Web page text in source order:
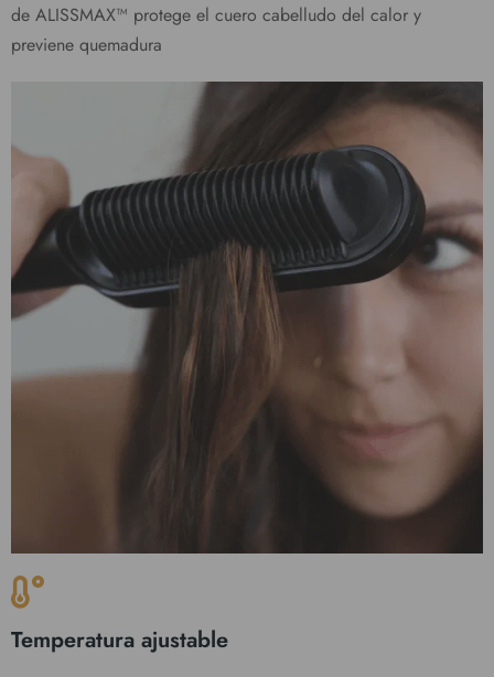
de ALISSMAX™ protege el cuero cabelludo del calor y
previene quemadura
Temperatura ajustable